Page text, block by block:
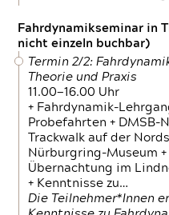
Fahrdynamikseminar in
nicht einzeln buchbar)
Termin 2/2:
Theorie und Praxis
11.00—16.00 Uhr
+ Fahrdynamik-
Probefahrten + DMSB-
Trackwalk auf der
Nürburgring-Museum
Übernachtung im
+ Kenntnisse zu…
Die Teilnehmer*Innen